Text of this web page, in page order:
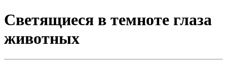
Светящиеся в темноте глаза
животных